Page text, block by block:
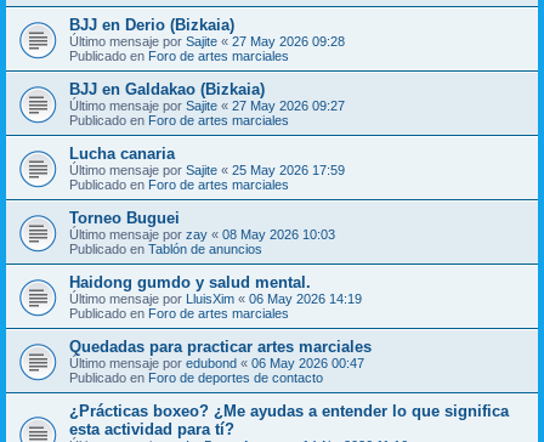
BJJ en Derio (Bizkaia)
Último mensaje por Sajite « 27 May 2026 09:28
Publicado en Foro de artes marciales
BJJ en Galdakao (Bizkaia)
Último mensaje por Sajite « 27 May 2026 09:27
Publicado en Foro de artes marciales
Lucha canaria
Último mensaje por Sajite « 25 May 2026 17:59
Publicado en Foro de artes marciales
Torneo Buguei
Último mensaje por zay « 08 May 2026 10:03
Publicado en Tablón de anuncios
Haidong gumdo y salud mental.
Último mensaje por LluisXim « 06 May 2026 14:19
Publicado en Foro de artes marciales
Quedadas para practicar artes marciales
Último mensaje por edubond « 06 May 2026 00:47
Publicado en Foro de deportes de contacto
¿Prácticas boxeo? ¿Me ayudas a entender lo que significa
esta actividad para tí?